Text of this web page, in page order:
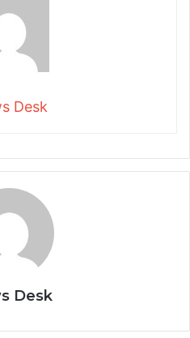
Desk
Desk